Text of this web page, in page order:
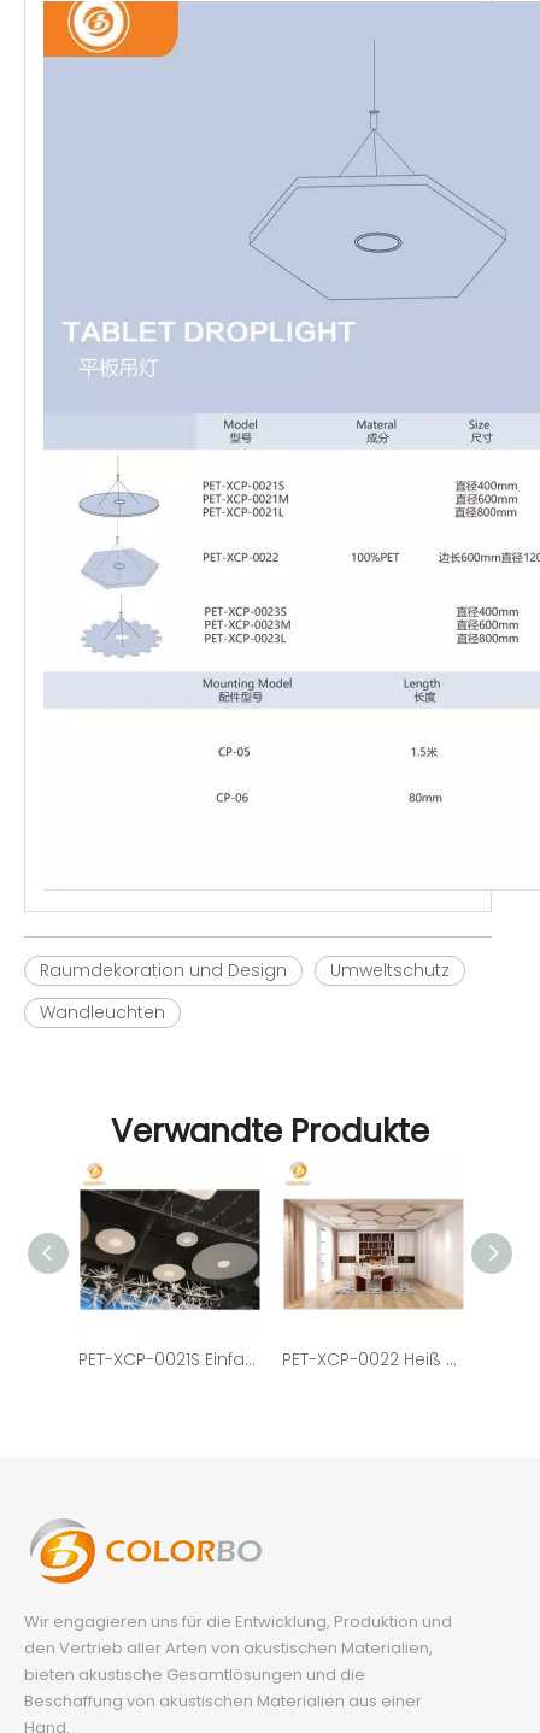
Raumdekoration und Design
Umweltschutz
Wandleuchten
Verwandte Produkte
PET-XCP-0021S Einfache Installation Umweltschutz-Lampenschirm im einfachen Stil PET-XCP-0022 Heiß verkaufter Büroleuchter in sechseckiger Form
Wir engagieren uns für die Entwicklung, Produktion und
den Vertrieb aller Arten von akustischen Materialien,
bieten akustische Gesamtlösungen und die
Beschaffung von akustischen Materialien aus einer
Hand.